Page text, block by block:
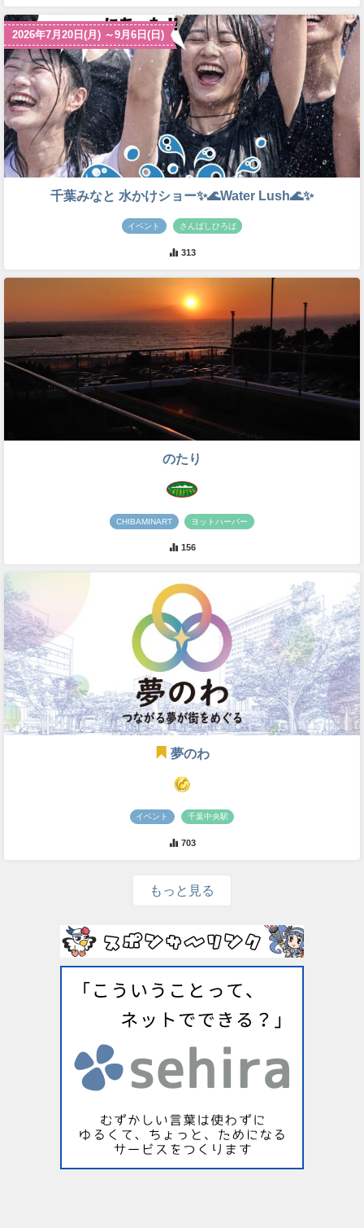
2026年7月20日(月) ～9月6日(日)
千葉みなと 水かけショー✨🌊Water Lush🌊✨
イベント さんばしひろば
313
のたり
CHIBAMINART ヨットハーバー
156
夢のわ
イベント 千葉中央駅
703
もっと見る